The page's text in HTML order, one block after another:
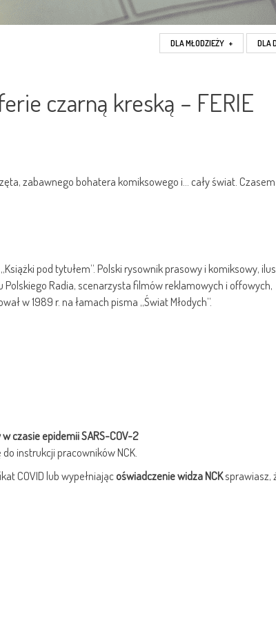
DLA
DLA MŁODZIEŻY +
czarną kreską – FERIE
zabawnego bohatera komiksowego i… cały świat. Czasem
pod tytułem”. Polski rysownik prasowy i komiksowy,
Radia, scenarzysta filmów reklamowych i offowych,
w 1989 r. na łamach pisma „Świat Młodych”.
czasie epidemii SARS-COV-2
instrukcji pracowników NCK.
COVID lub wypełniającoświadczenie widza NCKsprawiasz,